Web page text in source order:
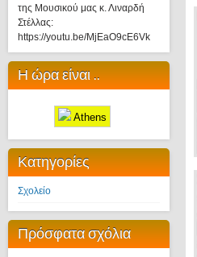
της Μουσικού μας κ. Λιναρδή
Στέλλας:
https://youtu.be/MjEaO9cE6Vk
Η ώρα είναι ..
Athens
Κατηγορίες
Σχολείο
Πρόσφατα σχόλια